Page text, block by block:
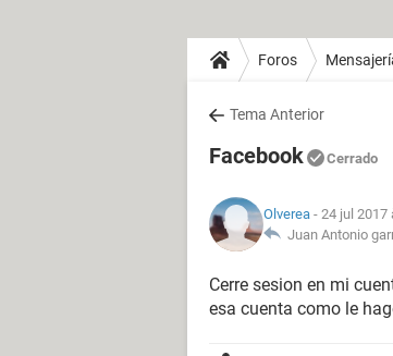
Foros
Tema Anterior
Facebook Cerrado
Olverea - 24 jul 2017
Juan Antonio
Cerre sesion en mi
esa cuenta como le